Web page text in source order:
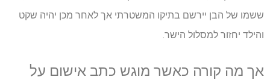
ששמו של הבן יירשם בתיקו המשטרתי אך לאחר מכן יהיה שקט
והילד יחזור למסלול הישר.
אך מה קורה כאשר מוגש כתב אישום על